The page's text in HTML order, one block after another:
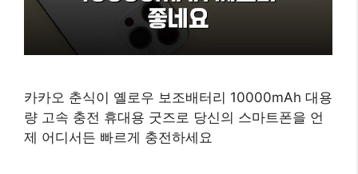
카카오 춘식이 옐로우 보조배터리 10000mAh 대용
량 고속 충전 휴대용 굿즈로 당신의 스마트폰을 언
제 어디서든 빠르게 충전하세요